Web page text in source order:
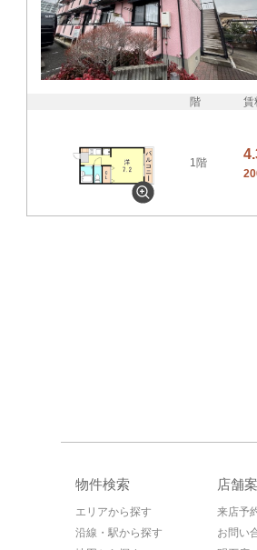
階 賃
1階
物件検索
エリアから探す
沿線・駅から探す
店舗
来店予
お問い